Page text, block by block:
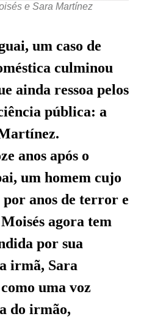
e Sara Martínez
um caso de
culminou
ainda ressoa pelos
pública: a
anos após o
um homem cujo
anos de terror e
agora tem
por sua
irmã, Sara
uma voz
do irmão,